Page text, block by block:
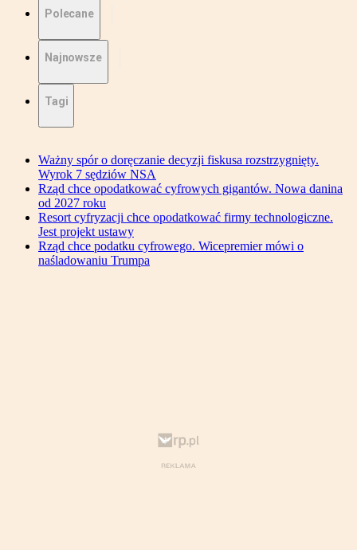
Polecane
Najnowsze
Tagi
Ważny spór o doręczanie decyzji fiskusa rozstrzygnięty.
Wyrok 7 sędziów NSA
Rząd chce opodatkować cyfrowych gigantów. Nowa danina
od 2027 roku
Resort cyfryzacji chce opodatkować firmy technologiczne.
Jest projekt ustawy
Rząd chce podatku cyfrowego. Wicepremier mówi o
naśladowaniu Trumpa